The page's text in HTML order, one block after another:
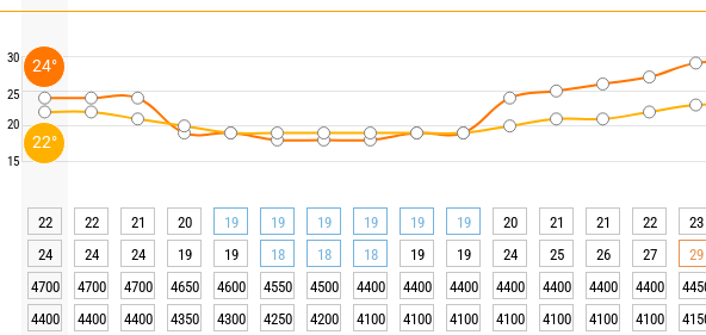
30
25
20
15
22 22 21 20 19 19 19 19 19 19 20 21 21 22 23
24
24 24 19 19 18 18 18 19 19 24 25 26 27 29
4700
4700 4700 4650 4600 4550 4500 4400 4400 4400 4400 4400 4400 4400
4400
4400 4400 4350 4300 4250 4200 4100 4100 4100 4100 4100 4100 4100
22°
24°